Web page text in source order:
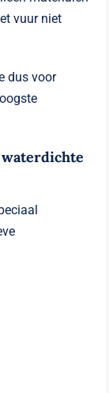
vuur niet
dus voor